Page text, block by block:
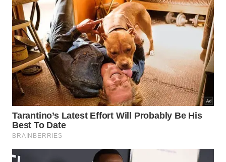
perfeitamente, removendo qualquer resquício da
umidade e do produto sem deixarlinhasou marcas
indesejadas.
Movimentos circulares e firmes ajudam a polir o
vidro, resultando em um brilho espetacular e
duradouro após a higienização. Essa finalização
cuidadosa impede o acúmulo imediato de novas
gotículas de água, mantendo o aspecto de
organização por muito maistempo.
Siga estes passos simples para obter o melhor
resultado visual: